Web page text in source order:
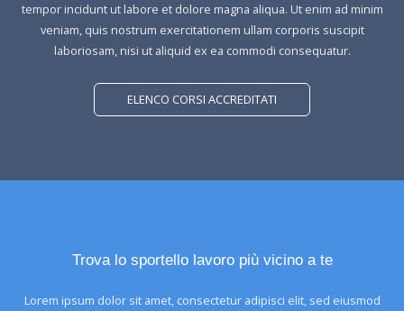
tempor incidunt ut labore et dolore magna aliqua. Ut enim ad minim
veniam, quis nostrum exercitationem ullam corporis suscipit
laboriosam, nisi ut aliquid ex ea commodi consequatur.
ELENCO CORSI ACCREDITATI
Trova lo sportello lavoro più vicino a te
Lorem ipsum dolor sit amet, consectetur adipisci elit, sed eiusmod